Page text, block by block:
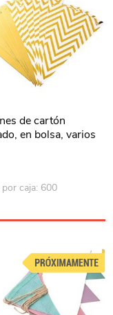
de cartón
en bolsa, varios
caja: 600